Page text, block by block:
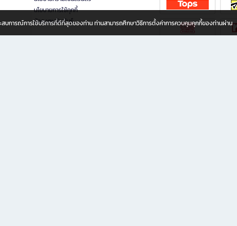
นโยบายการใช้คุกกี้
นักลงทุนสัมพันธ์
สบการณ์การใช้บริการที่ดีที่สุดของท่าน ท่านสามารถศึกษาวิธีการตั้งค่าการควบคุมคุกกี้ของท่านผ่าน